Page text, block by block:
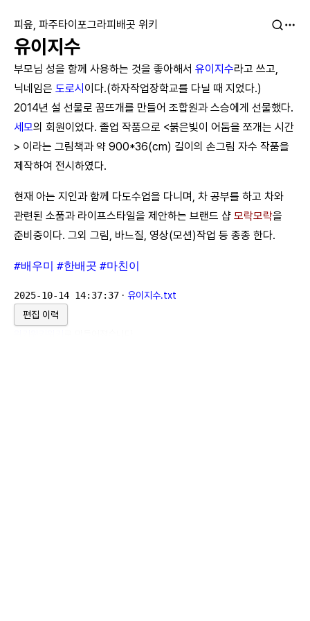
피읖, 파주타이포그라피배곳 위키
유이지수
부모님 성을 함께 사용하는 것을 좋아해서 유이지수라고 쓰고,
닉네임은 도로시 이다.(하자작업장학교를 다닐 때 지었다.)
2014년 설 선물로 꿈뜨개를 만들어 조합원과 스승에게 선물했다.
세모의 회원이었다. 졸업 작품으로 <붉은빛이 어둠을 쪼개는 시간
> 이라는 그림책과 약 900*36(cm) 길이의 손그림 자수 작품을
제작하여 전시하였다.
현재 아는 지인과 함께 다도수업을 다니며, 차 공부를 하고 차와
관련된 소품과 라이프스타일을 제안하는 브랜드 샵 모락모락을
준비중이다. 그외 그림, 바느질, 영상(모션)작업 등 종종 한다.
#배우미 #한배곳 #마친이
2025-10-14 14:37:37 · 유이지수.txt
편집 이력